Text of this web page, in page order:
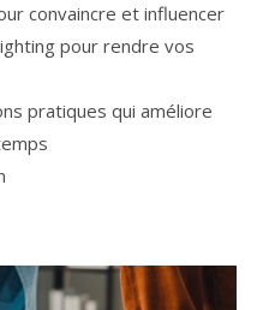
convaincre et influencer
pour rendre vos
pratiques qui améliore